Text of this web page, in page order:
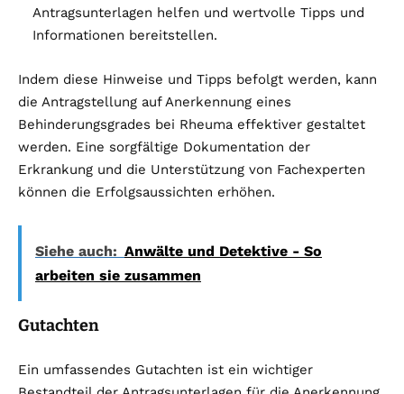
Antragsunterlagen helfen und wertvolle Tipps und
Informationen bereitstellen.
Indem diese Hinweise und Tipps befolgt werden, kann
die Antragstellung auf Anerkennung eines
Behinderungsgrades bei Rheuma effektiver gestaltet
werden. Eine sorgfältige Dokumentation der
Erkrankung und die Unterstützung von Fachexperten
können die Erfolgsaussichten erhöhen.
Siehe auch: Anwälte und Detektive - So
arbeiten sie zusammen
Gutachten
Ein umfassendes Gutachten ist ein wichtiger